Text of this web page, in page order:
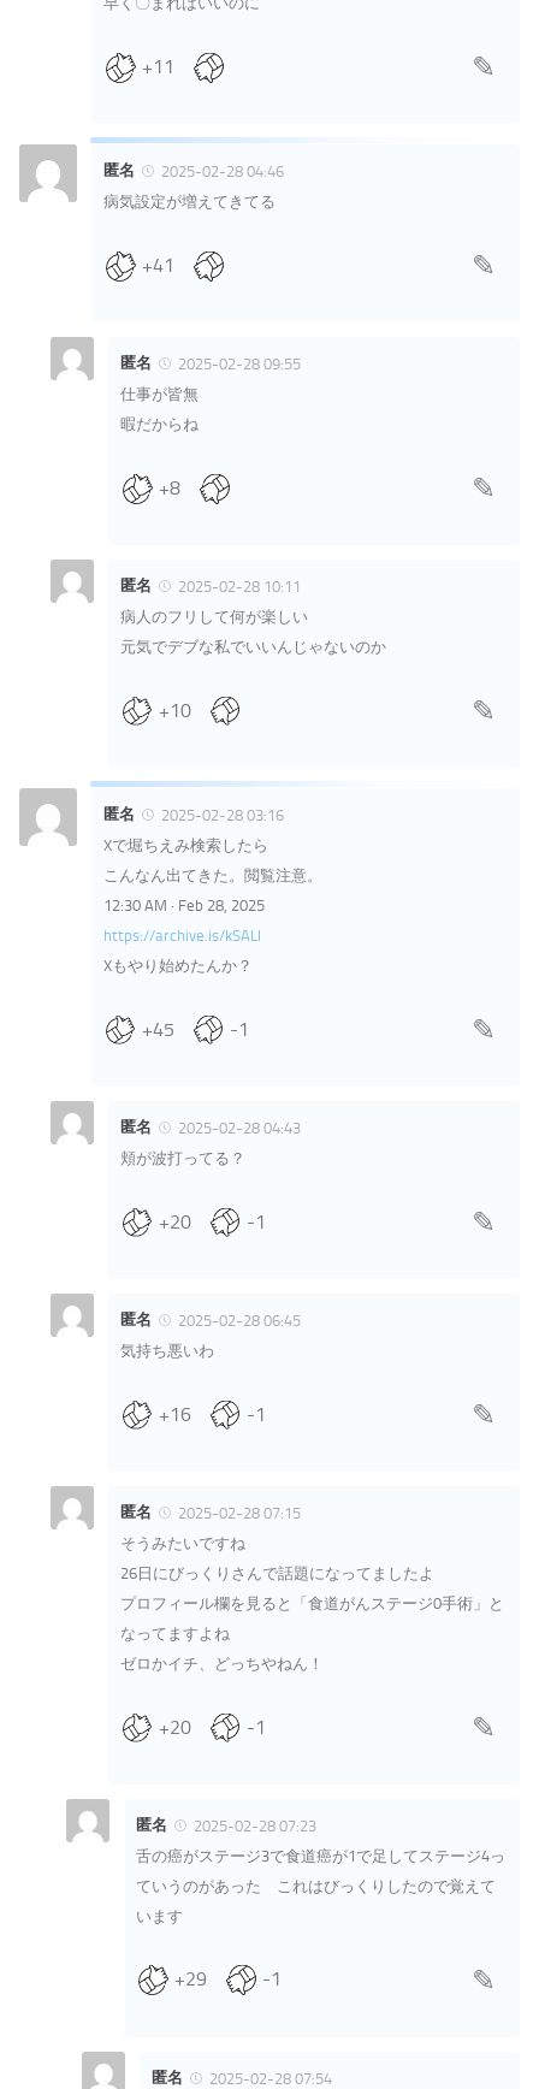
+11
匿名
2025-02-28 04:46
病気設定が増えてきてる
+41
匿名
2025-02-28 09:55
仕事が皆無
暇だからね
+8
匿名
2025-02-28 10:11
病人のフリして何が楽しい
元気でデブな私でいいんじゃないのか
+10
匿名
2025-02-28 03:16
Xで堀ちえみ検索したら
こんなん出てきた。閲覧注意。
12:30 AM · Feb 28, 2025
https://archive.is/kSALl
Xもやり始めたんか？
+45 -1
匿名
2025-02-28 04:43
頬が波打ってる？
+20 -1
匿名
2025-02-28 06:45
気持ち悪いわ
+16 -1
匿名
2025-02-28 07:15
そうみたいですね
26日にびっくりさんで話題になってましたよ
プロフィール欄を見ると「食道がんステージ0手術」と
なってますよね
ゼロかイチ、どっちやねん！
+20 -1
匿名
2025-02-28 07:23
舌の癌がステージ3で食道癌が1で足してステージ4っ
ていうのがあった これはびっくりしたので覚えて
います
+29 -1
匿名
2025-02-28 07:54